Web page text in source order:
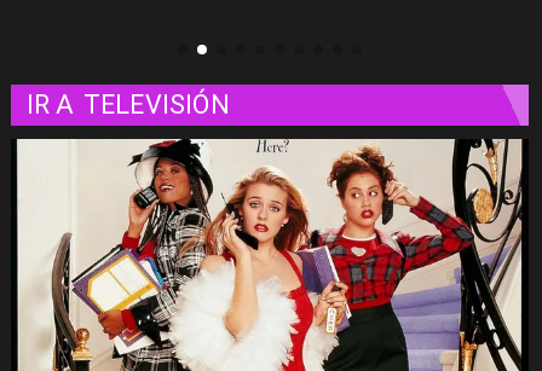
IR A TELEVISIÓN